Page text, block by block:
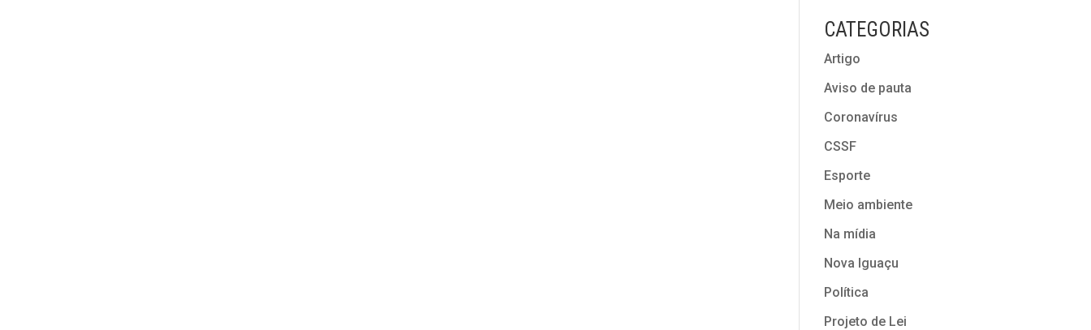
CATEGORIAS
Artigo
Aviso de pauta
Coronavírus
CSSF
Esporte
Meio ambiente
Na mídia
Nova Iguaçu
Política
Projeto de Lei